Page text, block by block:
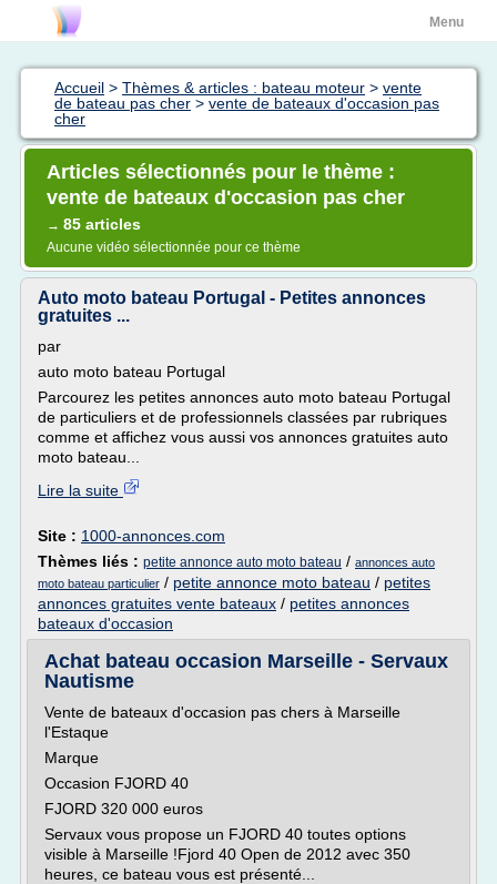
Menu
Accueil > Thèmes & articles : bateau moteur > vente
de bateau pas cher > vente de bateaux d'occasion pas
cher
Articles sélectionnés pour le thème :
vente de bateaux d'occasion pas cher
→ 85 articles
Aucune vidéo sélectionnée pour ce thème
Auto moto bateau Portugal - Petites annonces
gratuites ...
par
auto moto bateau Portugal
Parcourez les petites annonces auto moto bateau Portugal
de particuliers et de professionnels classées par rubriques
comme et affichez vous aussi vos annonces gratuites auto
moto bateau...
Lire la suite
Site : 1000-annonces.com
Thèmes liés : petite annonce auto moto bateau / annonces auto
moto bateau particulier / petite annonce moto bateau / petites
annonces gratuites vente bateaux / petites annonces
bateaux d'occasion
Achat bateau occasion Marseille - Servaux
Nautisme
Vente de bateaux d'occasion pas chers à Marseille
l'Estaque
Marque
Occasion FJORD 40
FJORD 320 000 euros
Servaux vous propose un FJORD 40 toutes options
visible à Marseille !Fjord 40 Open de 2012 avec 350
heures, ce bateau vous est présenté...